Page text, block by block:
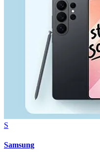
S
Samsung